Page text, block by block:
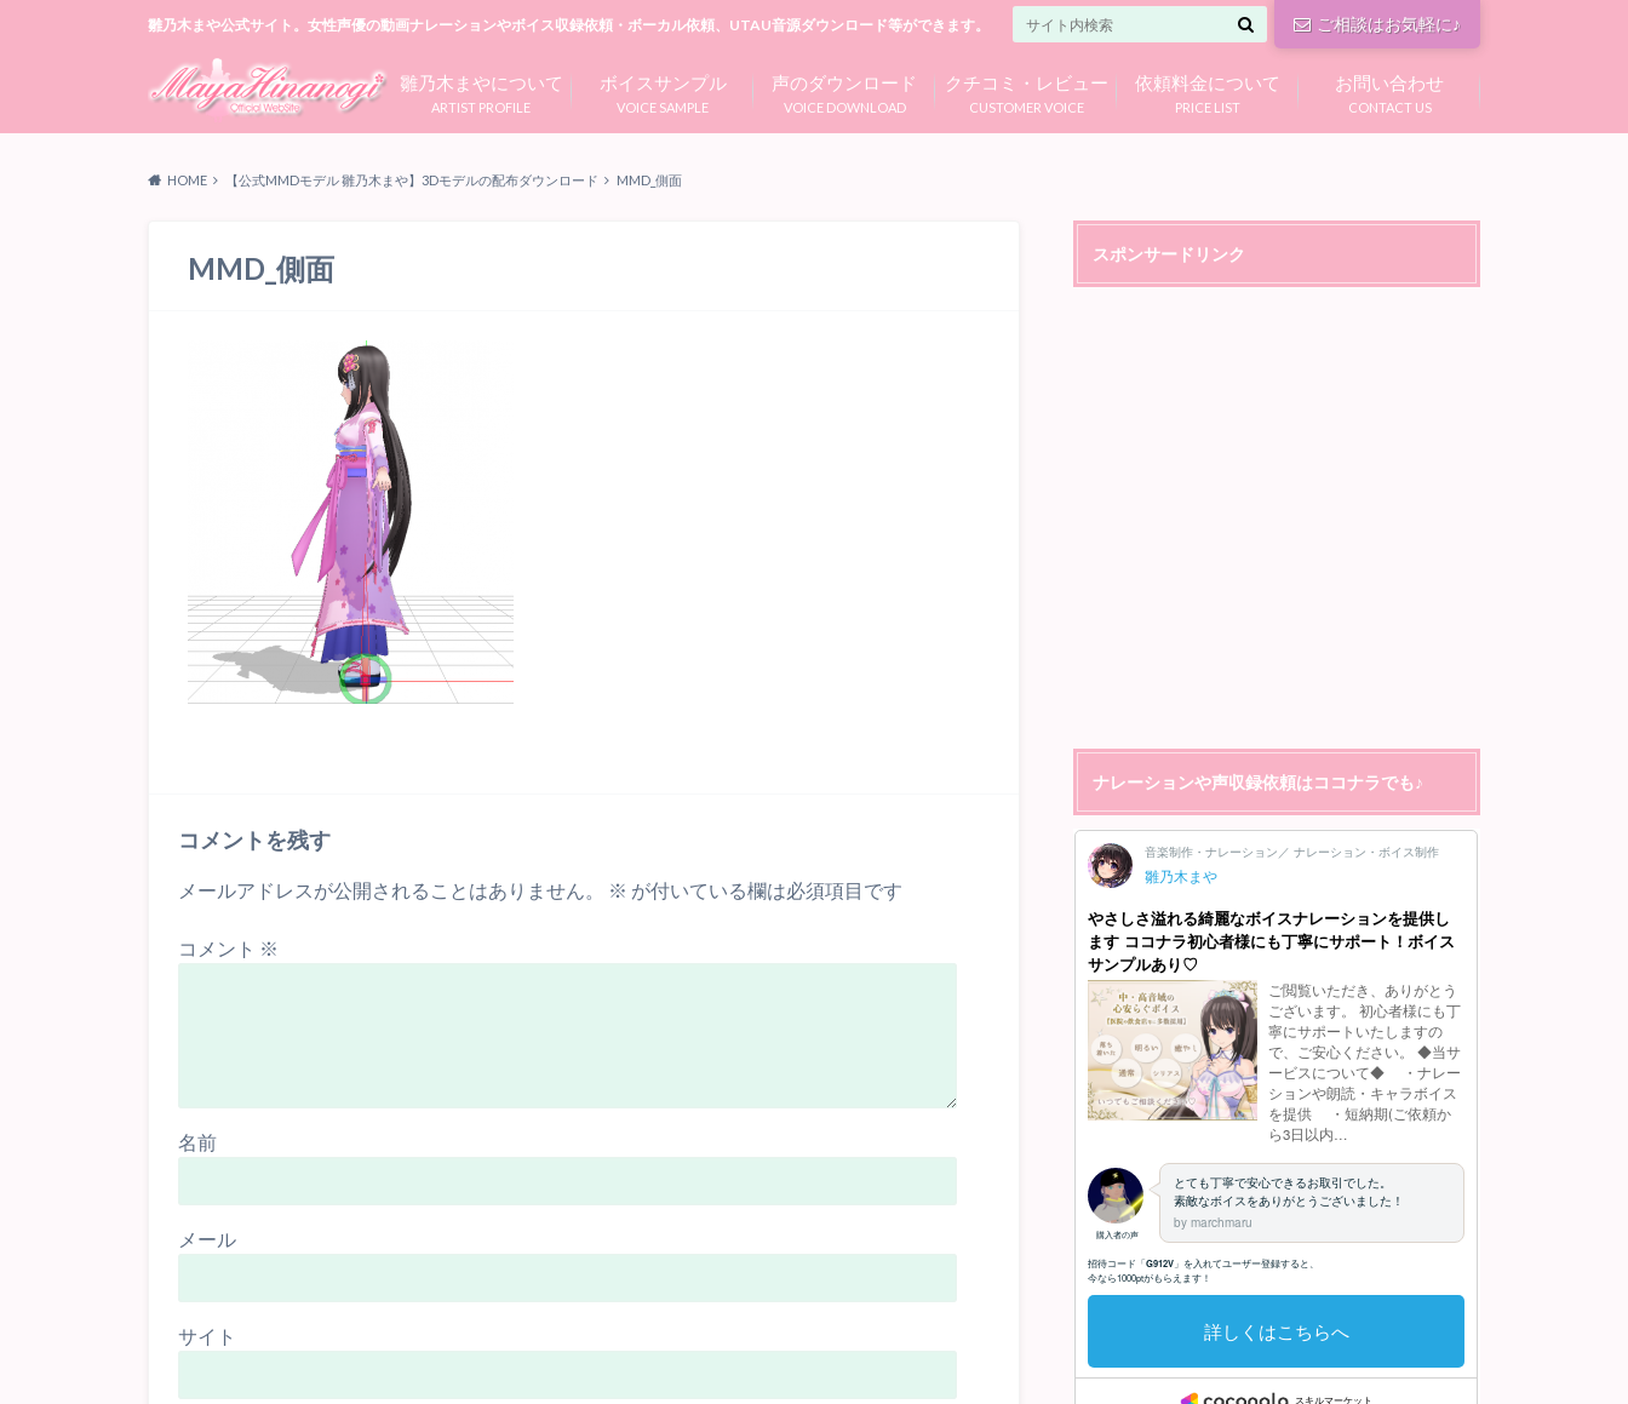
雛乃木まや公式サイト。女性声優の動画ナレーションやボイス収録依頼・ボーカル依頼、UTAU音源ダウンロード等ができます。 ご相談はお気軽に♪
ARTIST PROFILE
雛乃木まやについて
VOICE SAMPLE
ボイスサンプル
VOICE DOWNLOAD
声のダウンロード
CUSTOMER VOICE
クチコミ・レビュー
PRICE LIST
依頼料金について
CONTACT US
お問い合わせ
HOME 【公式MMDモデル 雛乃木まや】3Dモデルの配布ダウンロード MMD_側面
MMD_側面
コメントを残す
メールアドレスが公開されることはありません。 ※ が付いている欄は必須項目です
コメント ※
名前
メール
サイト
スポンサードリンク
ナレーションや声収録依頼はココナラでも♪